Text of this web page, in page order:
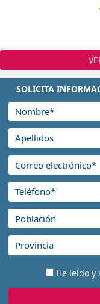
SOLICITA
He leído y